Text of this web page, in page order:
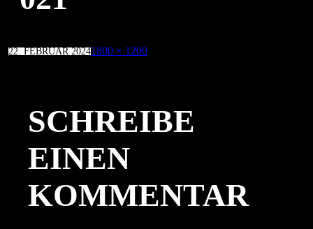
Veröffentlicht
am
22. FEBRUAR 2024Volle
1800 × 1200
SCHREIBE
EINEN
KOMMENTAR